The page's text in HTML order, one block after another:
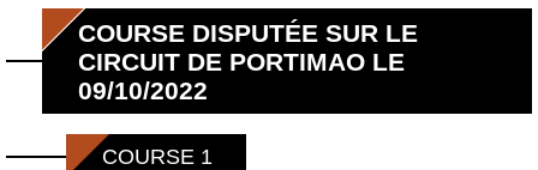
COURSE DISPUTÉE SUR LE
CIRCUIT DE PORTIMAO LE
09/10/2022
COURSE 1